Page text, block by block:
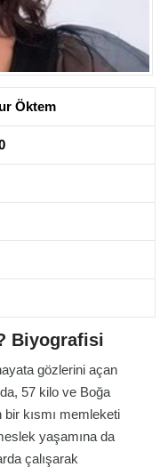
Öktem
Biyografisi
gözlerini açan
57 kilo ve Boğa
bir kısmı memleketi
yaşamına da
çalışarak